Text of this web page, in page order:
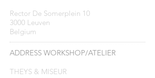
Rector De Somerplein 10
3000 Leuven
Belgium
ADDRESS WORKSHOP/ATELIER
THEYS & MISEUR